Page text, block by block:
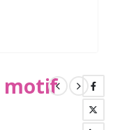
motif